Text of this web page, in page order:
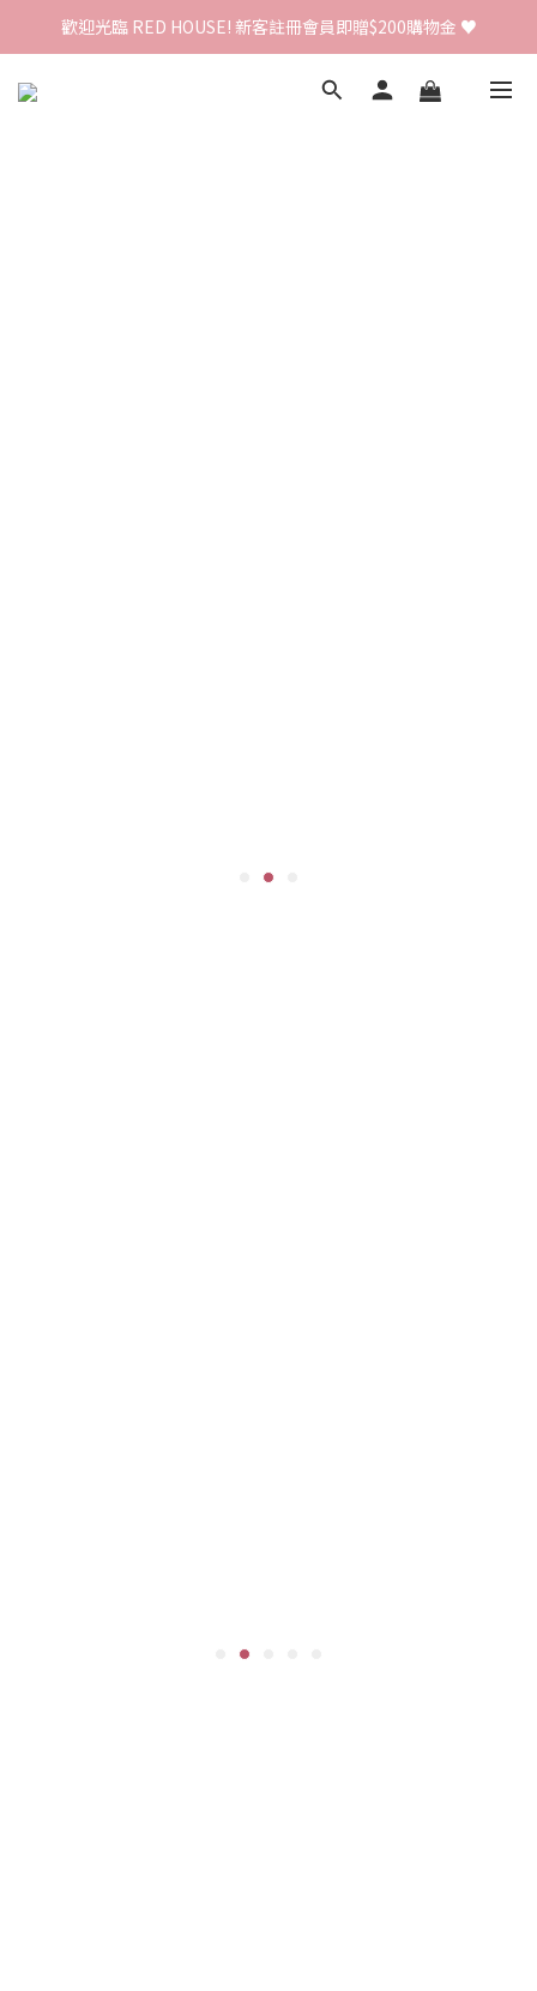
歡迎光臨 RED HOUSE! 新客註冊會員即贈$200購物金 ♥
全館單筆訂單滿 $2000 免運 🚚
歡迎光臨 RED HOUSE! 新客註冊會員即贈$200購物金 ♥